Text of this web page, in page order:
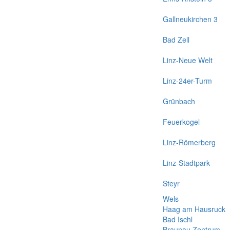
Gallneukirchen 3
Bad Zell
Linz-Neue Welt
Linz-24er-Turm
Grünbach
Feuerkogel
Linz-Römerberg
Linz-Stadtpark
Steyr
Wels
Haag am Hausruck
Bad Ischl